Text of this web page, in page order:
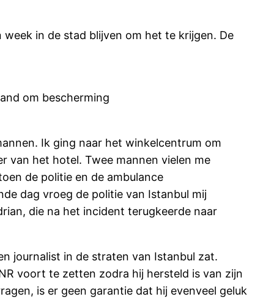
in de stad blijven om het te krijgen. De
om bescherming
Ik ging naar het winkelcentrum om
van het hotel. Twee mannen vielen me
de politie en de ambulance
dag vroeg de politie van Istanbul mij
die na het incident terugkeerde naar
journalist in de straten van Istanbul zat.
voort te zetten zodra hij hersteld is van zijn
is er geen garantie dat hij evenveel geluk